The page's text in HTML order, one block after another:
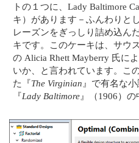
トの１つに、Lady Baltimore
キ）があります－ふんわりと
レーズンをぎっしり詰め込ん
キです。このケーキは、サウ
の Alicia Rhett Mayberry 氏に
いか、と言われています。こ
た『The Virginian 』で有名な
『Lady Baltimore 』（1906）